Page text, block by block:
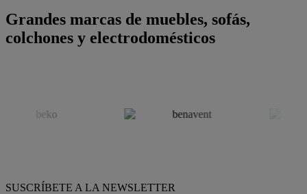
Grandes marcas de muebles, sofás,
colchones y electrodomésticos
SUSCRÍBETE A LA NEWSLETTER